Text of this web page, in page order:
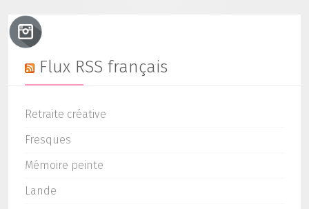
Flux RSS français
Retraite créative
Fresques
Mémoire peinte
Lande